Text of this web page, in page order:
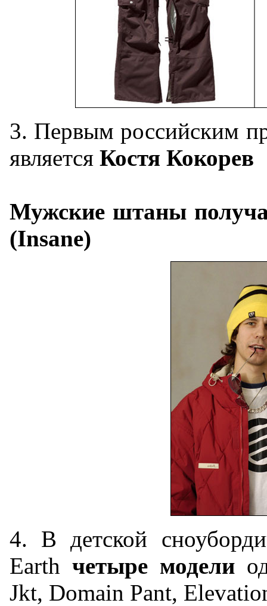
3. Первым российским
является Костя Кокорев
Мужские штаны
(Insane)
4. В детской
Earth четыре модели
Jkt, Domain Pant,